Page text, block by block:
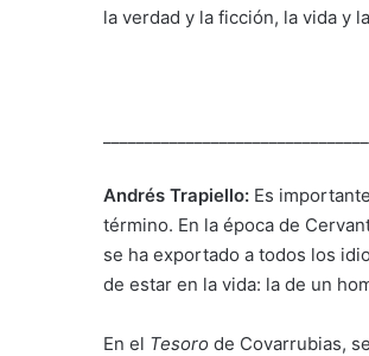
la verdad y la ficción, la vida y
Andrés Trapiello: Es
término. En la época de
se ha exportado a todos los
de estar en la vida: la de un
En el Tesoro de Covarrubias,